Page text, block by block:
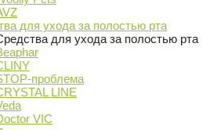
для ухода за полостью рта
для ухода за полостью рта
проблема
LINE
VIC